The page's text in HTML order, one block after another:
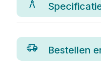
Bestellen